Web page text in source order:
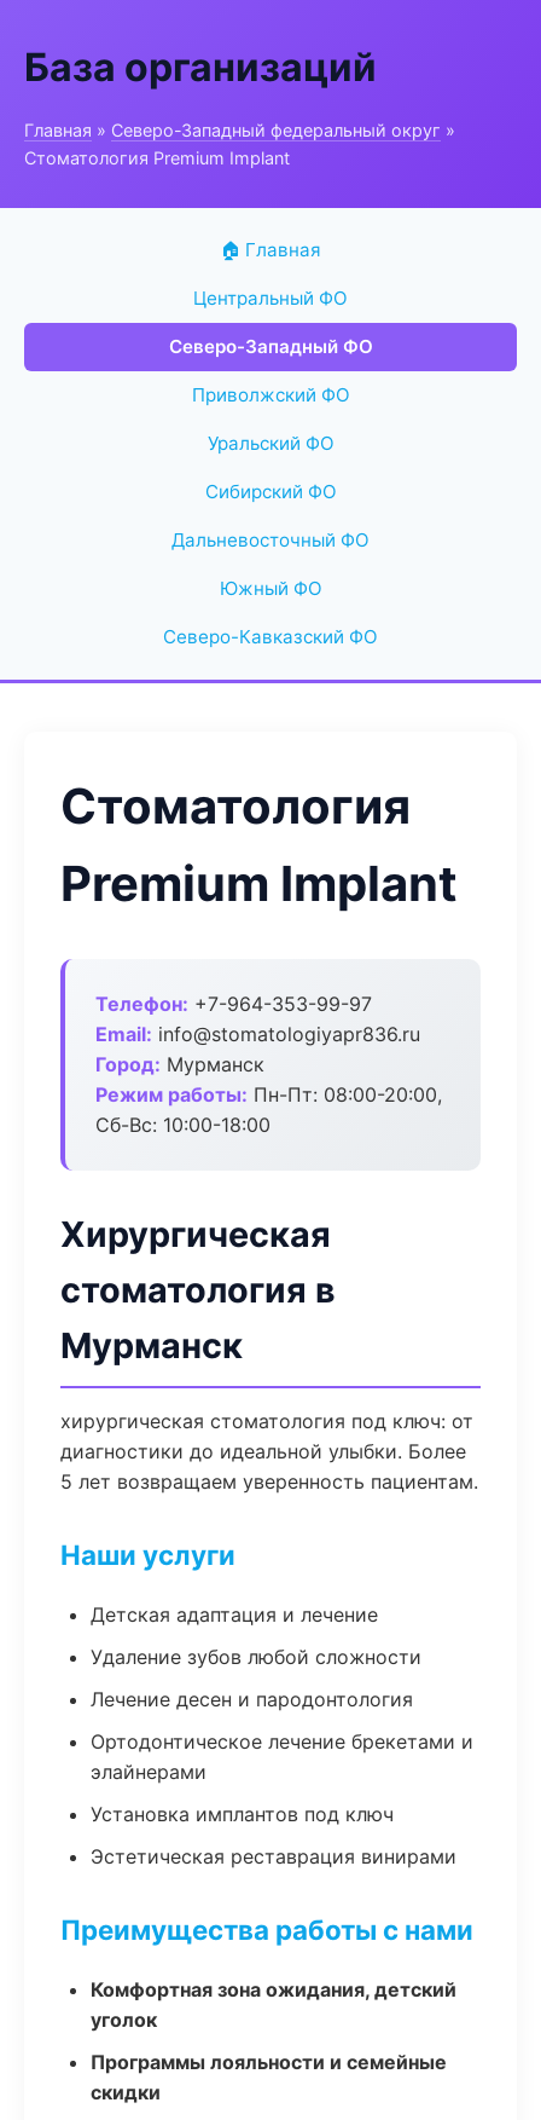
База организаций
Главная » Северо-Западный федеральный округ »
Стоматология Premium Implant
🏠 Главная
Центральный ФО
Северо-Западный ФО
Приволжский ФО
Уральский ФО
Сибирский ФО
Дальневосточный ФО
Южный ФО
Северо-Кавказский ФО
Стоматология
Premium Implant
Телефон: +7-964-353-99-97
Email: info@stomatologiyapr836.ru
Город: Мурманск
Режим работы: Пн-Пт: 08:00-20:00,
Сб-Вс: 10:00-18:00
Хирургическая
стоматология в
Мурманск
хирургическая стоматология под ключ: от
диагностики до идеальной улыбки. Более
5 лет возвращаем уверенность пациентам.
Наши услуги
Детская адаптация и лечение
Удаление зубов любой сложности
Лечение десен и пародонтология
Ортодонтическое лечение брекетами и
элайнерами
Установка имплантов под ключ
Эстетическая реставрация винирами
Преимущества работы с нами
Комфортная зона ожидания, детский
уголок
Программы лояльности и семейные
скидки